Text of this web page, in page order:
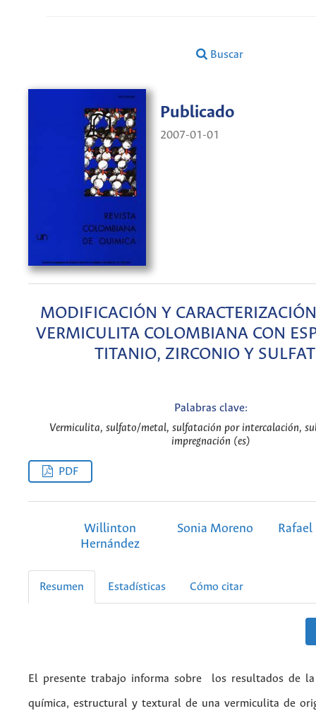
Buscar
Publicado
2007-01-01
MODIFICACIÓN Y
VERMICULITA COLOMBIANA CON
TITANIO, ZIRCONIO Y
Palabras clave:
Vermiculita, sulfato/metal, sulfatación por intercalación,
impregnación (es)
PDF
Willinton
Hernández
Sonia Moreno
Resumen Estadísticas Cómo citar
El presente trabajo informa sobre los resultados de la
química, estructural y textural de una vermiculita de